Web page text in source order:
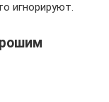
игнорируют.